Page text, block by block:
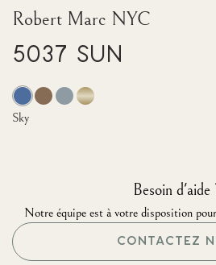
Robert Marc NYC
5037 Sun
Sky
Besoin d'aide
Notre équipe est à votre disposition
CONTACTEZ